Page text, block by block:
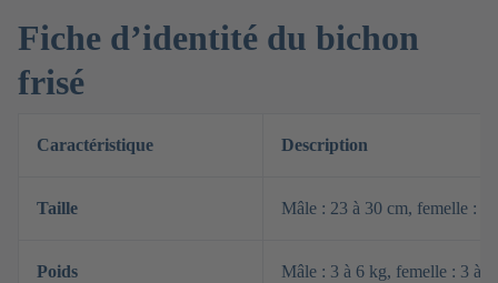
Fiche d’identité du bichon
frisé
Caractéristique Description
Taille Mâle : 23 à 30 cm, femelle :
Poids Mâle : 3 à 6 kg, femelle : 3 à